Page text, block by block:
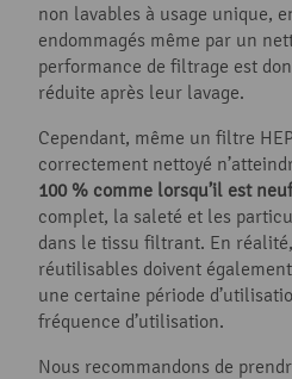
non lavables à usage unique,
endommagés même par un
performance de filtrage est
réduite après leur lavage.
Cependant, même un filtre
correctement nettoyé
100 % comme lorsqu’il est neuf
complet, la saleté et les
dans le tissu filtrant. En
réutilisables doivent
une certaine période
fréquence d’utilisation.
Nous recommandons de